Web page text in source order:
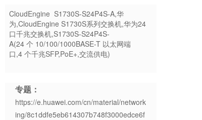
CloudEngine S1730S-S24P4S-A,华
为,CloudEngine S1730S系列交换机,华为24
口千兆交换机,S1730S-S24P4S-
A(24 个 10/100/1000BASE-T 以太网端
口,4 个千兆SFP,PoE+,交流供电)
专题：
https://e.huawei.com/cn/material/network
ing/8c1ddfe5eb614307b748f3000edce6f